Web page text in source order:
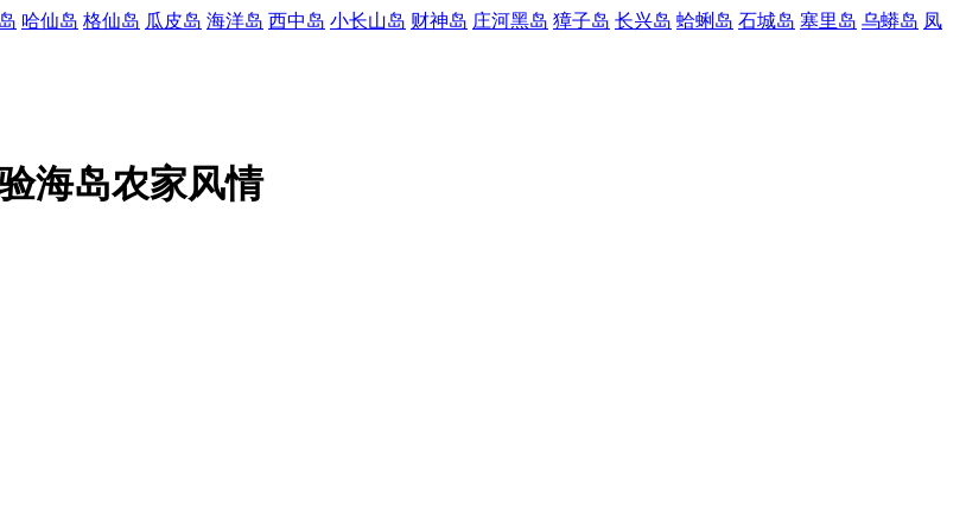
哈仙岛 格仙岛 瓜皮岛 海洋岛 西中岛 小长山岛 财神岛 庄河黑岛 獐子岛 长兴岛 蛤蜊岛 石城岛 塞里岛 乌蟒岛 凤
海岛农家风情